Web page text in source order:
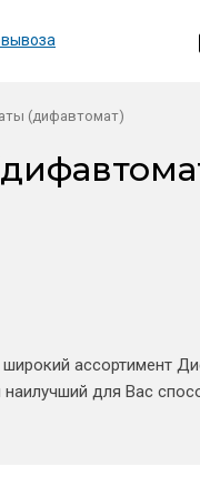
(дифавтомат)
ассортимент
для Вас